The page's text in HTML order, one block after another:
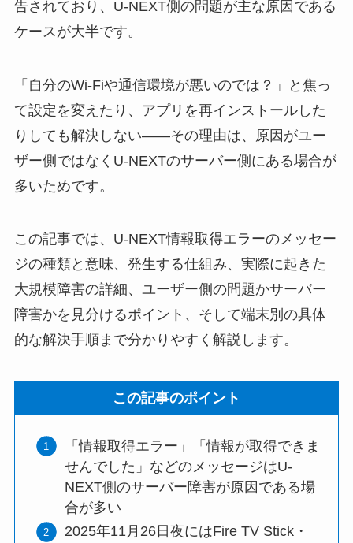
告されており、U-NEXT側の問題が主な原因である
ケースが大半です。
「自分のWi-Fiや通信環境が悪いのでは？」と焦っ
て設定を変えたり、アプリを再インストールした
りしても解決しない——その理由は、原因がユー
ザー側ではなくU-NEXTのサーバー側にある場合が
多いためです。
この記事では、U-NEXT情報取得エラーのメッセー
ジの種類と意味、発生する仕組み、実際に起きた
大規模障害の詳細、ユーザー側の問題かサーバー
障害かを見分けるポイント、そして端末別の具体
的な解決手順まで分かりやすく解説します。
この記事のポイント
「情報取得エラー」「情報が取得できま
せんでした」などのメッセージはU-
NEXT側のサーバー障害が原因である場
合が多い
2025年11月26日夜にはFire TV Stick・